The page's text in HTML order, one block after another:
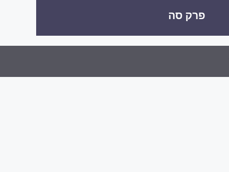
פרק סה